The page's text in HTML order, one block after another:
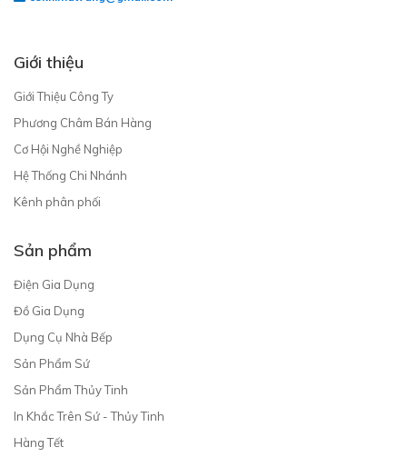
Giới thiệu
Giới Thiệu Công Ty
Phương Châm Bán Hàng
Cơ Hội Nghề Nghiệp
Hệ Thống Chi Nhánh
Kênh phân phối
Sản phẩm
Điện Gia Dụng
Đồ Gia Dụng
Dụng Cụ Nhà Bếp
Sản Phẩm Sứ
Sản Phẩm Thủy Tinh
In Khắc Trên Sứ - Thủy Tinh
Hàng Tết